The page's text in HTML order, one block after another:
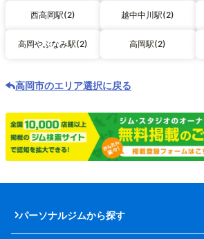
西高岡駅(2) 越中中川駅(2)
高岡やぶなみ駅(2) 高岡駅(2)
高岡市のエリア選択に戻る
パーソナルジムから探す